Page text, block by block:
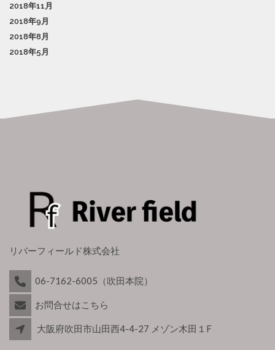
2018年11月
2018年9月
2018年8月
2018年5月
リバーフィールド株式会社
06-7162-6005（吹田本院）
お問合せはこちら
大阪府吹田市山田西4-4-27 メゾン木田１F